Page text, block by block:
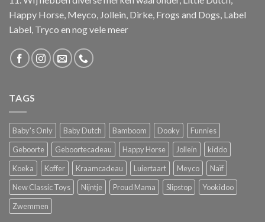
Happy Horse, Meyco, Jollein, Dirke, Frogs and Dogs, Label
Label, Tryco en nog vele meer
TAGS
Baby's Only Baby Dutch Bamboom Dooky
Funnies
Geboorte
Geboortecadeau Happy Horse Jollein
kiddo
Koeka
Koffer Kraamcadeau Luiertaart Meyco
Naïf
New Classic Toys
Nijntje Proud Mama Slipstop
Yookidoo
Zwemmen